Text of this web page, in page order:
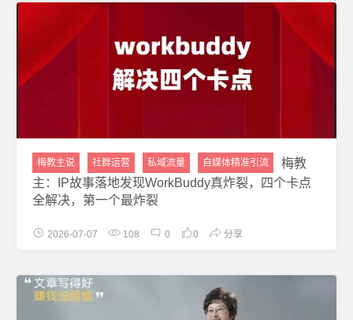
梅教主说 社群运营 私域流量 自媒体精准引流
梅教
主：IP故事落地发现WorkBuddy真炸裂，四个卡点
全解决，第一个最炸裂
2026-07-07 108 0 0 分享